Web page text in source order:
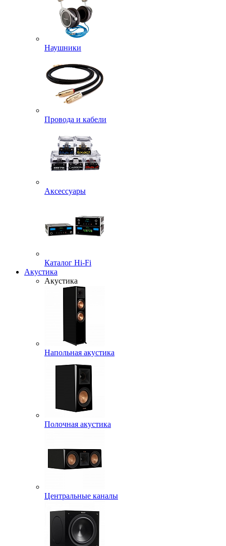
Наушники
Провода и кабели
Аксессуары
Каталог Hi-Fi
Акустика
Акустика
Напольная акустика
Полочная акустика
Центральные каналы